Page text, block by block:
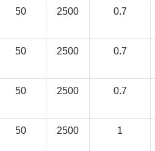
50 2500 0.7
50 2500 0.7
50 2500 0.7
50 2500 1